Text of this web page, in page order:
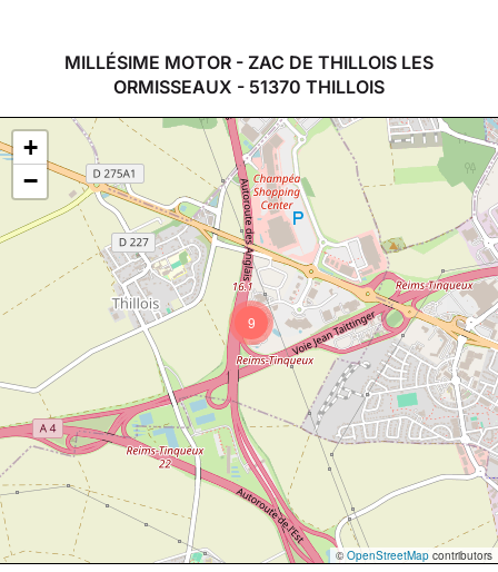
MILLÉSIME MOTOR - ZAC DE THILLOIS LES
ORMISSEAUX - 51370 THILLOIS
9
+
−
©OpenStreetMap contributors